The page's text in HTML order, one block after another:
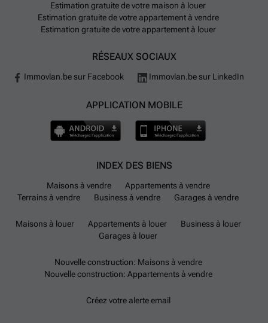
Estimation gratuite de votre maison à louer
Estimation gratuite de votre appartement à vendre
Estimation gratuite de votre appartement à louer
RÉSEAUX SOCIAUX
Immovlan.be sur Facebook Immovlan.be sur LinkedIn
APPLICATION MOBILE
INDEX DES BIENS
Maisons à vendre
Appartements à vendre
Terrains à vendre
Business à vendre Garages à vendre
Maisons à louer Appartements à louer
Business à louer
Garages à louer
Nouvelle construction: Maisons à vendre
Nouvelle construction: Appartements à vendre
Créez votre alerte email